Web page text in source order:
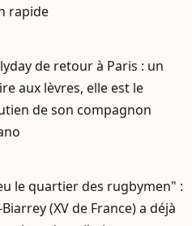
rapide
de retour à Paris : un
aux lèvres, elle est le
de son compagnon
le quartier des rugbymen" :
(XV de France) a déjà